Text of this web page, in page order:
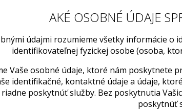
AKÉ OSOBNÉ ÚDAJE
údajmi rozumieme všetky informácie o
identifikovateľnej fyzickej osobe (osoba,
Vaše osobné údaje, ktoré nám poskytnete
identifikačné, kontaktné údaje a údaje,
poskytnúť služby. Bez poskytnutia
poskytnúť